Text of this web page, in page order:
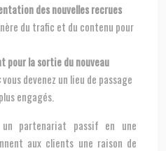
des nouvelles recrues
du trafic et du contenu pour
pour la sortie du nouveau
vous devenez un lieu de passage
engagés.
partenariat passif en une
aux clients une raison de